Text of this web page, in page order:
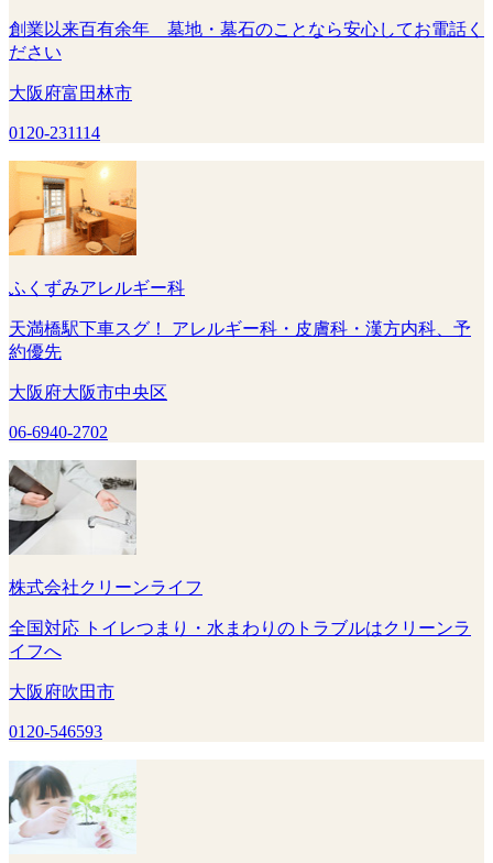
創業以来百有余年 墓地・墓石のことなら安心してお電話く
ださい
大阪府富田林市
0120-231114
ふくずみアレルギー科
天満橋駅下車スグ！ アレルギー科・皮膚科・漢方内科、予
約優先
大阪府大阪市中央区
06-6940-2702
株式会社クリーンライフ
全国対応 トイレつまり・水まわりのトラブルはクリーンラ
イフへ
大阪府吹田市
0120-546593